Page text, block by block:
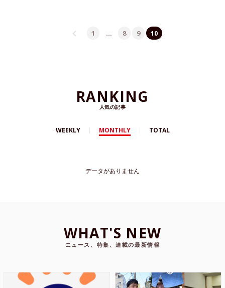
1 … 8 9 10
RANKING
人気の記事
WEEKLY MONTHLY TOTAL
データがありません
WHAT'S NEW
ニュース、特集、連載の最新情報